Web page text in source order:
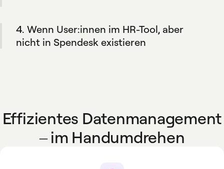
in Spendesk übernommen.
4. Wenn User:innen im HR-Tool, aber
nicht in Spendesk existieren
Effizientes Datenmanagement
– im Handumdrehen